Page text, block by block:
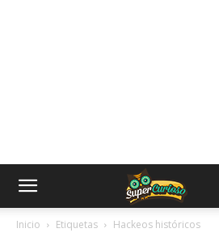
Inicio Etiquetas Hackeos históricos